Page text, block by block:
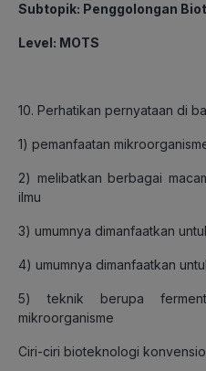
Subtopik: Penggolongan
Level: MOTS
10. Perhatikan pernyataan di
1) pemanfaatan
2) melibatkan berbagai
ilmu
3) umumnya dimanfaatkan
4) umumnya dimanfaatkan
5) teknik berupa
mikroorganisme
Ciri-ciri bioteknologi